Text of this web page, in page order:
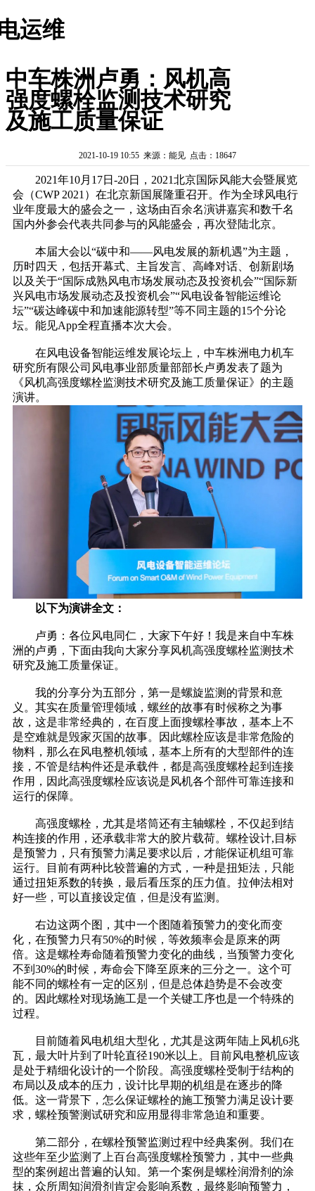
运维
中车株洲卢勇：风机高
强度螺栓监测技术研究
及施工质量保证
2021-10-19 10:55 来源：能见 点击：18647
2021年10月17日-20日，2021北京国际风能大会暨展览
会（CWP 2021）在北京新国展隆重召开。作为全球风电行
业年度最大的盛会之一，这场由百余名演讲嘉宾和数千名
国内外参会代表共同参与的风能盛会，再次登陆北京。
本届大会以“碳中和——风电发展的新机遇”为主题，
历时四天，包括开幕式、主旨发言、高峰对话、创新剧场
以及关于“国际成熟风电市场发展动态及投资机会”“国际新
兴风电市场发展动态及投资机会”“风电设备智能运维论
坛”“碳达峰碳中和加速能源转型”等不同主题的15个分论
坛。能见App全程直播本次大会。
在风电设备智能运维发展论坛上，中车株洲电力机车
研究所有限公司风电事业部质量部部长卢勇发表了题为
《风机高强度螺栓监测技术研究及施工质量保证》的主题
演讲。
以下为演讲全文：
卢勇：各位风电同仁，大家下午好！我是来自中车株
洲的卢勇，下面由我向大家分享风机高强度螺栓监测技术
研究及施工质量保证。
我的分享分为五部分，第一是螺旋监测的背景和意
义。其实在质量管理领域，螺丝的故事有时候称之为事
故，这是非常经典的，在百度上面搜螺栓事故，基本上不
是空难就是毁家灭国的故事。因此螺栓应该是非常危险的
物料，那么在风电整机领域，基本上所有的大型部件的连
接，不管是结构件还是承载件，都是高强度螺栓起到连接
作用，因此高强度螺栓应该说是风机各个部件可靠连接和
运行的保障。
高强度螺栓，尤其是塔筒还有主轴螺栓，不仅起到结
构连接的作用，还承载非常大的胶片载荷。螺栓设计,目标
是预警力，只有预警力满足要求以后，才能保证机组可靠
运行。目前有两种比较普遍的方式，一种是扭矩法，只能
通过扭矩系数的转换，最后看压泵的压力值。拉伸法相对
好一些，可以直接设定值，但是没有监测。
右边这两个图，其中一个图随着预警力的变化而变
化，在预警力只有50%的时候，等效频率会是原来的两
倍。这是螺栓寿命随着预警力变化的曲线，当预警力变化
不到30%的时候，寿命会下降至原来的三分之一。这个可
能不同的螺栓有一定的区别，但是总体趋势是不会改变
的。因此螺栓对现场施工是一个关键工序也是一个特殊的
过程。
目前随着风电机组大型化，尤其是这两年陆上风机6兆
瓦，最大叶片到了叶轮直径190米以上。目前风电整机应该
是处于精细化设计的一个阶段。高强度螺栓受制于结构的
布局以及成本的压力，设计比早期的机组是在逐步的降
低。这一背景下，怎么保证螺栓的施工预警力满足设计要
求，螺栓预警测试研究和应用显得非常急迫和重要。
第二部分，在螺栓预警监测过程中经典案例。我们在
这些年至少监测了上百台高强度螺栓预警力，其中一些典
型的案例超出普遍的认知。第一个案例是螺栓润滑剂的涂
抹，众所周知润滑剂肯定会影响系数，最终影响预警力，